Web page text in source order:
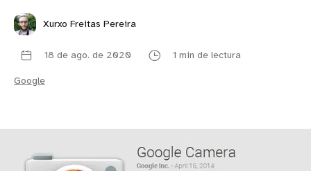
Xurxo Freitas Pereira
18 de ago. de 2020 1 min de lectura
Google